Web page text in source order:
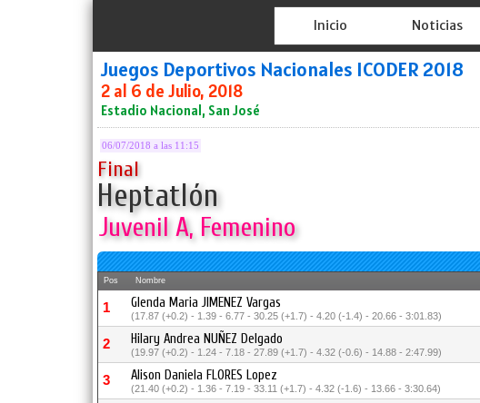
Inicio Noticias
Juegos Deportivos Nacionales ICODER 2018
2 al 6 de Julio, 2018
Estadio Nacional, San José
06/07/2018 a las 11:15
Final
Heptatlón
Juvenil A, Femenino
Pos Nombre
1 Glenda Maria JIMENEZ Vargas
(17.87 (+0.2) - 1.39 - 6.77 - 30.25 (+1.7) - 4.20 (-1.4) - 20.66 - 3:01.83)
2 Hilary Andrea NUÑEZ Delgado
(19.97 (+0.2) - 1.24 - 7.18 - 27.89 (+1.7) - 4.32 (-0.6) - 14.88 - 2:47.99)
3 Alison Daniela FLORES Lopez
(21.40 (+0.2) - 1.36 - 7.19 - 33.11 (+1.7) - 4.32 (-1.6) - 13.66 - 3:30.64)